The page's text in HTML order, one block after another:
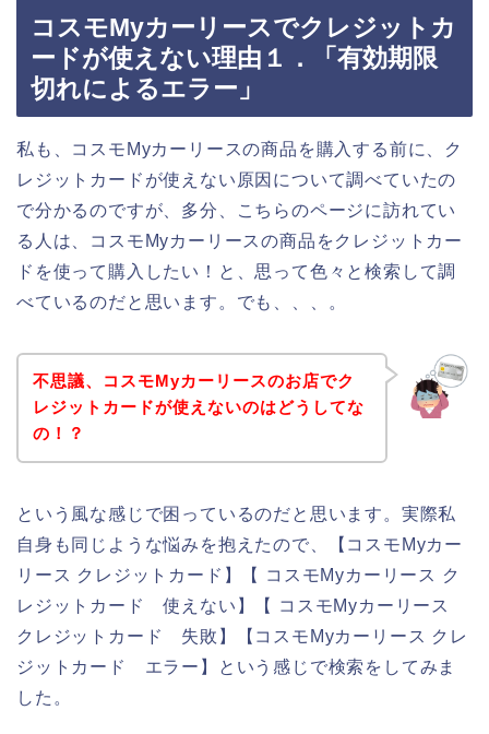
コスモMyカーリースでクレジットカ
ードが使えない理由１．「有効期限
切れによるエラー」
私も、コスモMyカーリースの商品を購入する前に、ク
レジットカードが使えない原因について調べていたの
で分かるのですが、多分、こちらのページに訪れてい
る人は、コスモMyカーリースの商品をクレジットカー
ドを使って購入したい！と、思って色々と検索して調
べているのだと思います。でも、、、。
不思議、コスモMyカーリースのお店でク
レジットカードが使えないのはどうしてな
の！？
という風な感じで困っているのだと思います。実際私
自身も同じような悩みを抱えたので、【コスモMyカー
リース クレジットカード】【 コスモMyカーリース ク
レジットカード 使えない】【 コスモMyカーリース
クレジットカード 失敗】【コスモMyカーリース クレ
ジットカード エラー】という感じで検索をしてみま
した。